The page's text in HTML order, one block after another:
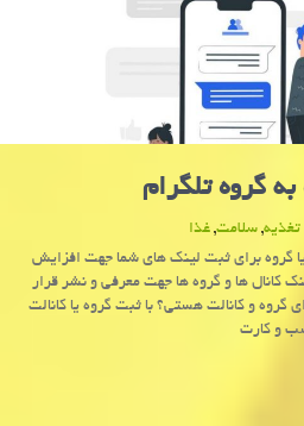
گروه تلگرام
تغذیه,سلامت,غذا
یا گروه برای ثبت لینک های شما جهت افزایش
کانال ها و گروه ها جهت معرفی و نشر قرار
گروه و کانالت هستی؟ با ثبت گروه یا کانالت
و کارت